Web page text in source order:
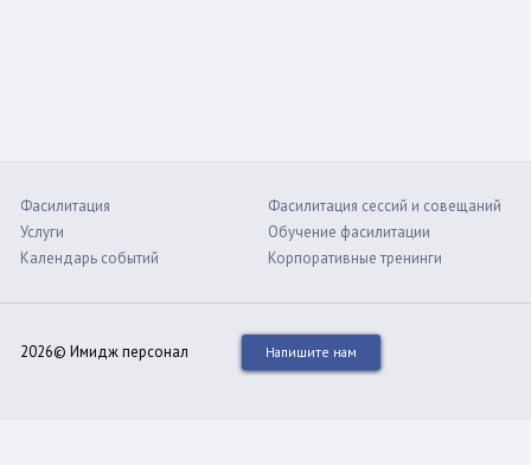
Фасилитация
Услуги
Календарь событий
Фасилитация сессий и совещаний
Обучение фасилитации
Корпоративные тренинги
2026© Имидж персонал Напишите нам